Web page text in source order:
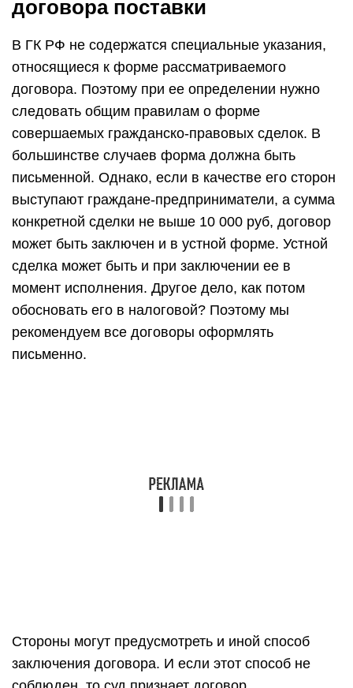
Стороны могут предусмотреть и иной способ
заключения договора. И если этот способ не
соблюден, то суд признает договор
незаключенным. Например, достаточно часто
происходит так, что стороны производят обмен
факсимильными копиями. С условием, что в
определенный срок последует обмен
оригиналами документов. Затем забывают или
же считают ненужным передавать друг другу
письменные оригиналы договора. В результате
они не могут потребовать в судебном порядке
удостоверения (хотя это вовсе не обязательное
условие такого договора), но к нотариусу так и
договора, то это не значит, что обязательно
договор должен быть подписан двумя
сторонами. Заключение договора поставки